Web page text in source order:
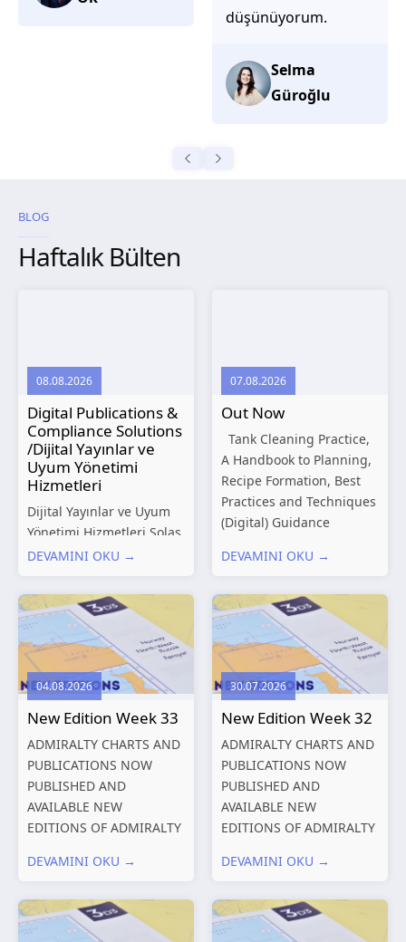
düşünüyorum.
Selma
Güroğlu
BLOG
Haftalık Bülten
08.08.2026
Digital Publications &
Compliance Solutions
/Dijital Yayınlar ve
Uyum Yönetimi
Hizmetleri
Dijital Yayınlar ve Uyum
Yönetimi Hizmetleri Solas
Marine, denizcilik
düzenleyici gereklilikleri
ve dijitalleşen
operasyonel ihtiyaçları
doğrultusunda kapsamlı
Dijital Yayınlar ve Uyum
Yönetimi çözümleri
sunmaktadır.
Hizmetlerimiz; gemi
işletmecileri, armatörler,
teknik yönetim şirketleri
ve denizcilik...
DEVAMINI OKU →
07.08.2026
Out Now
Tank Cleaning Practice,
A Handbook to Planning,
Recipe Formation, Best
Practices and Techniques
(Digital) Guidance
Structures – Consolidated
Shipping and the
Environment – A Guide to
Environmental
Compliance...
DEVAMINI OKU →
04.08.2026
New Edition Week 33
ADMIRALTY CHARTS AND
PUBLICATIONS NOW
PUBLISHED AND
AVAILABLE NEW
EDITIONS OF ADMIRALTY
PUBLICATIONS New
Charts published 13
August 2026 Chart
DEVAMINI OKU →
30.07.2026
New Edition Week 32
ADMIRALTY CHARTS AND
PUBLICATIONS NOW
PUBLISHED AND
AVAILABLE NEW
EDITIONS OF ADMIRALTY
PUBLICATIONS New
Charts published 06
August 2026 Chart Title,
DEVAMINI OKU →